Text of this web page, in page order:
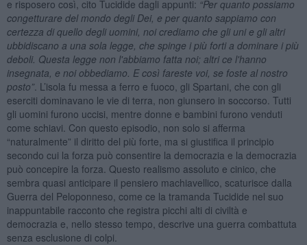
e risposero così, cito Tucidide dagli appunti: “Per quanto possiamo
congetturare del mondo degli Dei, e per quanto sappiamo con
certezza di quello degli uomini, noi crediamo che gli uni e gli altri
ubbidiscano a una sola legge, che spinge i più forti a dominare i più
deboli. Questa legge non l'abbiamo fatta noi; altri ce l'hanno
insegnata, e noi obbediamo. E così fareste voi, se foste al nostro
posto”. L’isola fu messa a ferro e fuoco, gli Spartani, che con gli
eserciti dominavano le vie di terra, non giunsero in soccorso. Tutti
gli uomini furono uccisi, mentre donne e bambini furono venduti
come schiavi. Con questo episodio, non solo si afferma
“naturalmente” il diritto del più forte, ma si giustifica il principio
secondo cui la forza può consentire la democrazia e la democrazia
può concepire la forza. Questo realismo assoluto e cinico, che
sembra quasi anticipare il pensiero machiavellico, scaturisce dalla
Guerra del Peloponneso, come ce la tramanda Tucidide nel suo
inappuntabile racconto che registra picchi alti di civiltà e
democrazia e, nello stesso tempo, descrive una guerra combattuta
senza esclusione di colpi.